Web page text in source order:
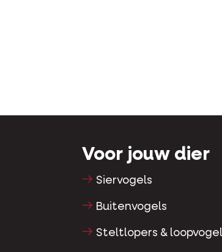
Voor jouw dier
Siervogels
Buitenvogels
Steltlopers &